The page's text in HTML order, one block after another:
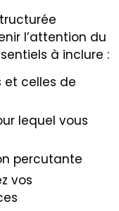
l’attention du
à inclure :
et celles de
lequel vous
percutante
vos